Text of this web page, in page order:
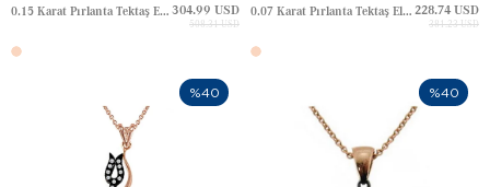
0.15 Karat Pırlanta Tektaş Elmas Altın Kolye 304.99 USD
508.31 USD
0.07 Karat Pırlanta Tektaş Elmas Altın Kolye 228.74 USD
381.23 USD
%40 %40